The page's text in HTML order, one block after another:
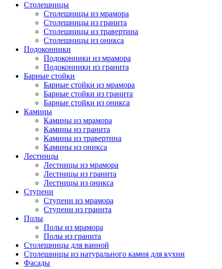
Столешницы
Столешницы из мрамора
Столешницы из гранита
Столешницы из травертина
Столешницы из оникса
Подоконники
Подоконники из мрамора
Подоконники из гранита
Барные стойки
Барные стойки из мрамора
Барные стойки из гранита
Барные стойки из оникса
Камины
Камины из мрамора
Камины из гранита
Камины из травертина
Камины из оникса
Лестницы
Лестницы из мрамора
Лестницы из гранита
Лестницы из оникса
Ступени
Ступени из мрамора
Ступени из гранита
Полы
Полы из мрамора
Полы из гранита
Столешницы для ванной
Столешницы из натурального камня для кухни
Фасады